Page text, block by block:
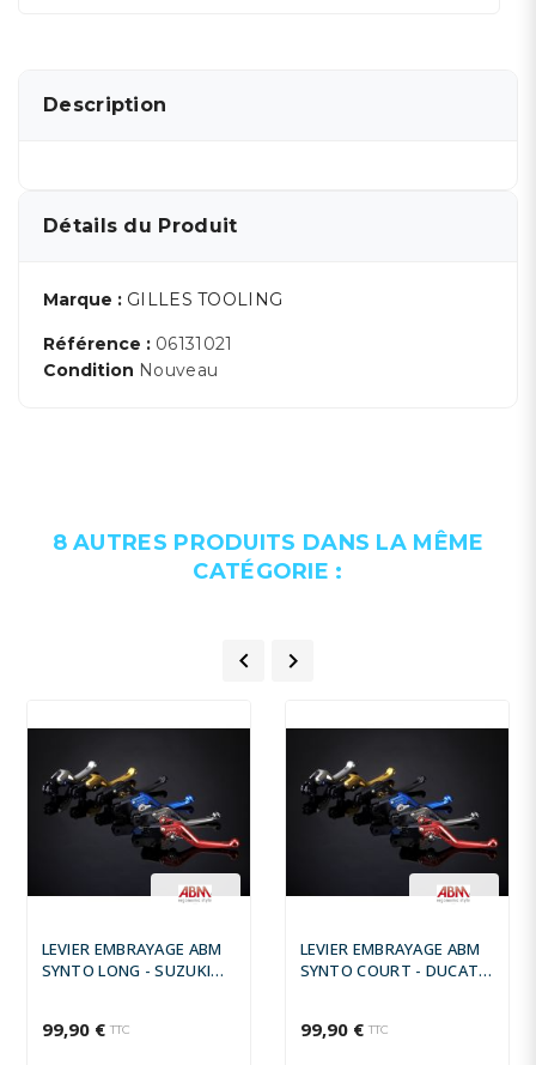
Description
Détails du Produit
Marque : GILLES TOOLING
Référence : 06131021
Condition Nouveau
8 AUTRES PRODUITS DANS LA MÊME
CATÉGORIE :
 
LEVIER EMBRAYAGE ABM
SYNTO LONG - SUZUKI
99,90 € TTC
LEVIER EMBRAYAGE ABM
SYNTO COURT - DUCATI
99,90 € TTC